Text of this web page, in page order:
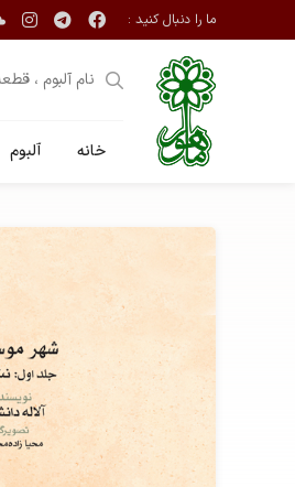
ما را دنبال کنید :
خانه آلبوم